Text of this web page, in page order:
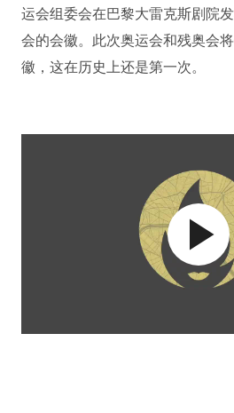
运会组委会在巴黎大雷克斯剧院
会的会徽。此次奥运会和残奥会
徽，这在历史上还是第一次。